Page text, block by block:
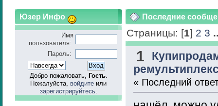
Юзер Инфо
Имя
пользователя:
Пароль:
Добро пожаловать, Гость.
Пожалуйста, войдите или
зарегистрируйтесь.
Последние
Страницы: [1] 2 3
1
« Последний